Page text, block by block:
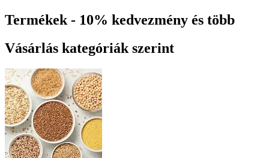
Termékek - 10% kedvezmény és több
Vásárlás kategóriák szerint